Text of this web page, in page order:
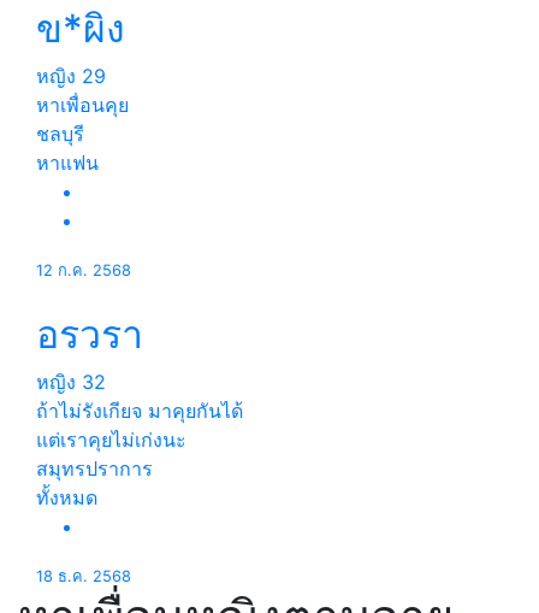
ข*ผิง
หญิง 29
หาเพื่อนคุย
ชลบุรี
หาแฟน
12 ก.ค. 2568
อรวรา
หญิง 32
ถ้าไม่รังเกียจ มาคุยกันได้
แต่เราคุยไม่เก่งนะ
สมุทรปราการ
ทั้งหมด
18 ธ.ค. 2568